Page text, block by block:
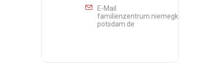
E-Mail
familienzentrum.niemegk@awo-
potsdam.de